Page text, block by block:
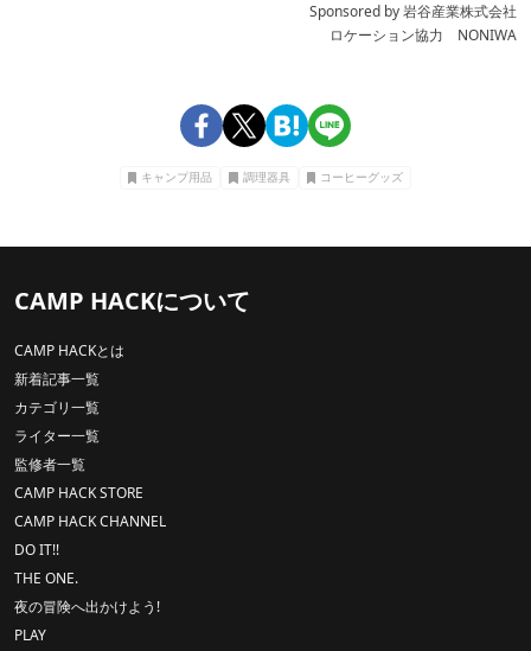
Sponsored by 岩谷産業株式会社
ロケーション協力 NONIWA
キャンプ用品 調理器具 コーヒーグッズ
CAMP HACKについて
CAMP HACKとは
新着記事一覧
カテゴリ一覧
ライター一覧
監修者一覧
CAMP HACK STORE
CAMP HACK CHANNEL
DO IT!!
THE ONE.
夜の冒険へ出かけよう!
PLAY